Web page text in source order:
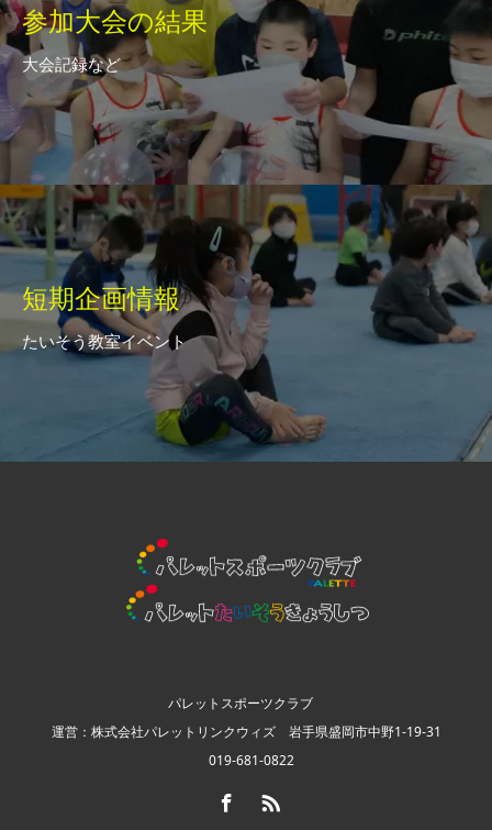
参加大会の結果
大会記録など
短期企画情報
たいそう教室イベント
パレットスポーツクラブ
運営：株式会社パレットリンクウィズ 岩手県盛岡市中野1-19-31
019-681-0822